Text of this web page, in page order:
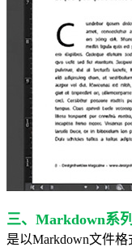
三、Markdown系
是以Markdown文件